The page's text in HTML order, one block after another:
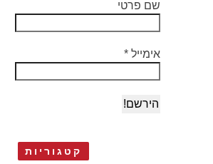
שם פרטי
אימייל *
קטגוריות